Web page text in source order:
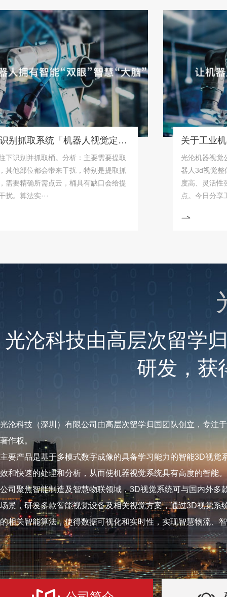
桶状物体识别抓取系统「机器人视觉定位抓取解决方案」
并抓取桶。分析：主要需要提取
位都会带来干扰，特别是提取抓
确所需点云，桶具有缺口会给提
法实···
光沦机器视觉公司
器人3d视觉整体解
度高、灵活性强、
点。今日分享工业机
光沦科技由高层次留学
研发，获
光沦科技（深圳）有限公司由高层次留学归国团队创立，专注
著作权。
主要产品是基于多模式数字成像的具备学习能力的智能3D视
效和快速的处理和分析，从而使机器视觉系统具有高度的智能
公司聚焦智能制造及智慧物联领域，3D视觉系统可与国内外
场景，研发多款智能视觉设备及相关视觉方案，通过3D视觉
的相关智能算法，使得数据可视化和实时性，实现智慧物流、